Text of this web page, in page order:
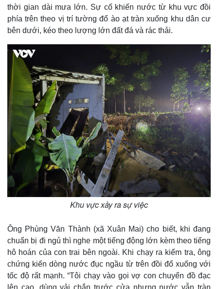
thời gian dài mưa lớn. Sự cố khiến nước từ khu vực đồi
phía trên theo vị trí tường đổ ào ạt tràn xuống khu dân cư
bên dưới, kéo theo lượng lớn đất đá và rác thải.
Khu vực xảy ra sự việc
Ông Phùng Văn Thành (xã Xuân Mai) cho biết, khi đang
chuẩn bị đi ngủ thì nghe một tiếng động lớn kèm theo tiếng
hô hoán của con trai bên ngoài. Khi chạy ra kiểm tra, ông
chứng kiến dòng nước đục ngầu từ trên đồi đổ xuống với
tốc độ rất mạnh. “Tôi chạy vào gọi vợ con chuyển đồ đạc
lên cao, dùng vải chắn trước cửa nhưng nước vẫn tràn